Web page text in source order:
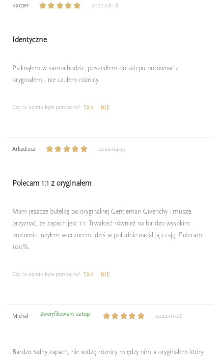
Kacper 2022-08-18
Identyczne
Psiknąłem w samochodzie, poszedłem do sklepu porównać z
oryginałem i nie czułem różnicy.
Czy ta opinia była pomocna? TAK NIE
Arkadiusz 2022-04-30
Polecam 1:1 z oryginałem
Mam jeszcze butelkę po oryginalnej Gentleman Givenchy i muszę
przyznać, że zapach jest 1:1. Trwałość również na bardzo wysokim
poziomie, użyłem wieczorem, dziś w południe nadal ją czuję. Polecam
100%.
Czy ta opinia była pomocna? TAK NIE
Michał Zweryfikowany zakup 2022-01-26
Bardzo ładny zapach, nie widzę różnicy między nim a oryginałem który